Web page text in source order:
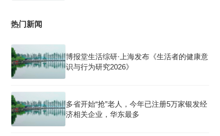
热门新闻
博报堂生活综研·上海发布《生活者的健康意
识与行为研究2026》
多省开始“抢”老人，今年已注册5万家银发经
济相关企业，华东最多